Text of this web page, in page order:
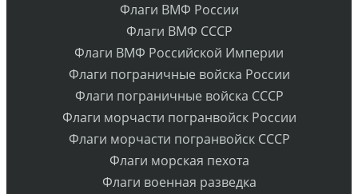
Флаги ВМФ России
Флаги ВМФ СССР
Флаги ВМФ Российской Империи
Флаги пограничные войска России
Флаги пограничные войска СССР
Флаги морчасти погранвойск России
Флаги морчасти погранвойск СССР
Флаги морская пехота
Флаги военная разведка